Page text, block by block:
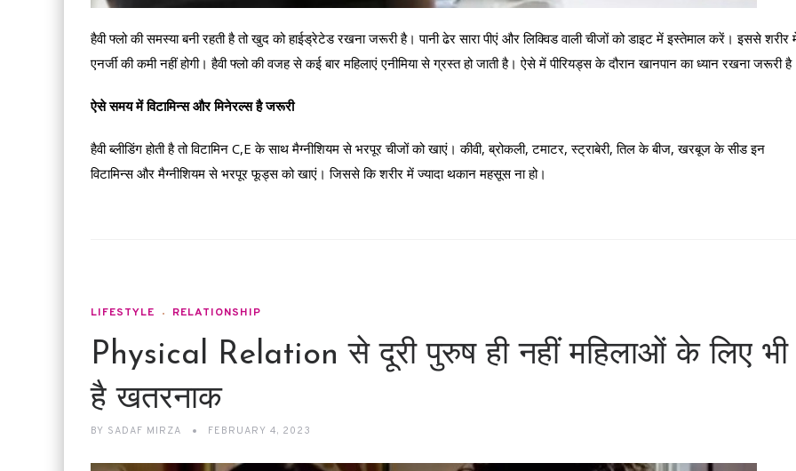
हैवी फ्लो की समस्या बनी रहती है तो खुद को हाईड्रेटेड रखना जरूरी है। पानी ढेर सारा पीएं और लिक्विड वाली चीजों को डाइट में इस्तेमाल करें। इससे शरीर
एनर्जी की कमी नहीं होगी। हैवी फ्लो की वजह से कई बार महिलाएं एनीमिया से ग्रस्त हो जाती है। ऐसे में पीरियड्स के दौरान खानपान का ध्यान रखना जरूरी
ऐसे समय में विटामिन्स और मिनेरल्स है जरूरी
हैवी ब्लीडिंग होती है तो विटामिन C,E के साथ मैग्नीशियम से भरपूर चीजों को खाएं। कीवी, ब्रोकली, टमाटर, स्ट्राबेरी, तिल के बीज, खरबूज के सीड इन
विटामिन्स और मैग्नीशियम से भरपूर फूड्स को खाएं। जिससे कि शरीर में ज्यादा थकान महसूस ना हो।
LIFESTYLE RELATIONSHIP
Physical Relation से दूरी पुरुष ही नहीं महिलाओं के लिए भी
है खतरनाक
BY SADAF MIRZA FEBRUARY 4, 2023